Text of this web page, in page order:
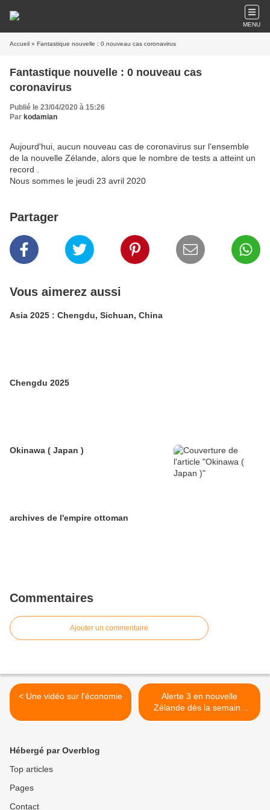
MENU
Accueil » Fantastique nouvelle : 0 nouveau cas coronavirus
Fantastique nouvelle : 0 nouveau cas
coronavirus
Publié le 23/04/2020 à 15:26
Par kodamian
Aujourd'hui, aucun nouveau cas de coronavirus sur l'ensemble
de la nouvelle Zélande, alors que le nombre de tests a atteint un
record .
Nous sommes le jeudi 23 avril 2020
Partager
Vous aimerez aussi
Asia 2025 : Chengdu, Sichuan, China
Chengdu 2025
Okinawa ( Japan )
archives de l'empire ottoman
Commentaires
Ajouter un commentaire
< Une vidéo sur l'économie
Alerte 3 en nouvelle
Zélande dès la semaine
prochaine >
Hébergé par Overblog
Top articles
Pages
Contact